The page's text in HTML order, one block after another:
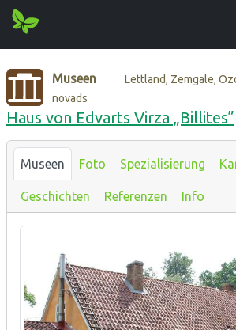
Museen
Lettland, Zemgale,
novads
Haus von Edvarts Virza „Billites”
Museen Foto Spezialisierung
Geschichten Referenzen Info